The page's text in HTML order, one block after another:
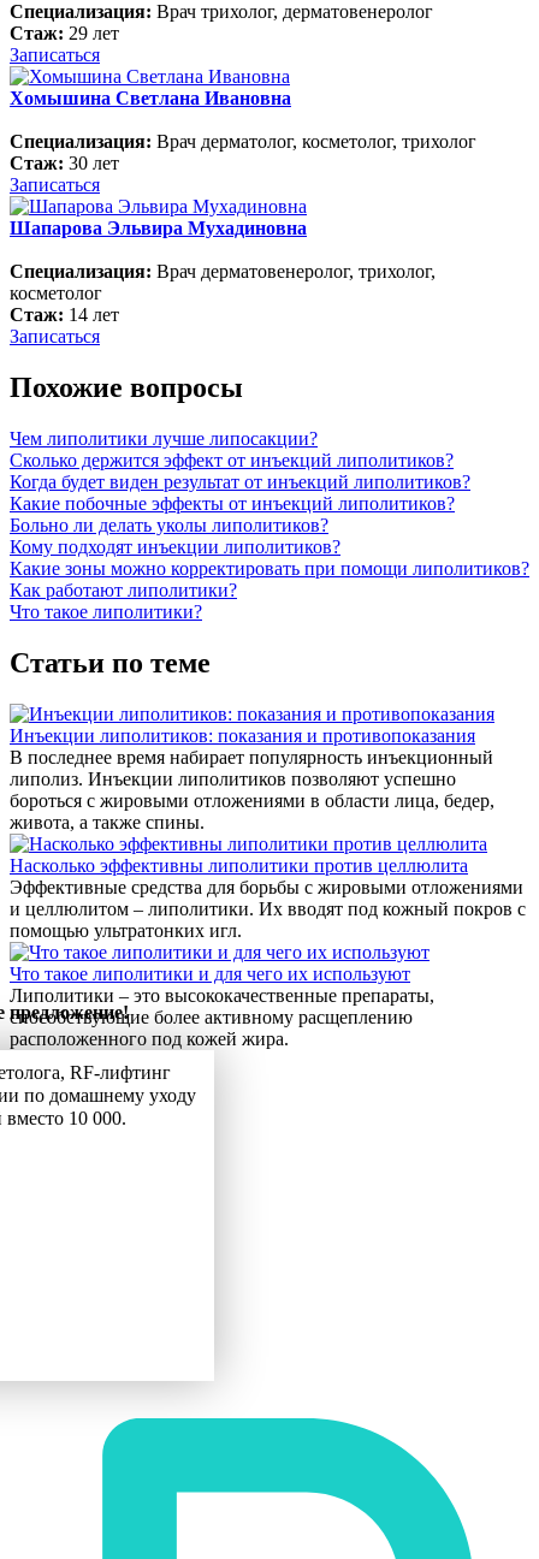
Специализация: Врач трихолог, дерматовенеролог
Стаж: 29 лет
Записаться
Хомышина Светлана Ивановна
Специализация: Врач дерматолог, косметолог, трихолог
Стаж: 30 лет
Записаться
Шапарова Эльвира Мухадиновна
Специализация: Врач дерматовенеролог, трихолог,
косметолог
Стаж: 14 лет
Записаться
Похожие вопросы
Чем липолитики лучше липосакции?
Сколько держится эффект от инъекций липолитиков?
Когда будет виден результат от инъекций липолитиков?
Какие побочные эффекты от инъекций липолитиков?
Больно ли делать уколы липолитиков?
Кому подходят инъекции липолитиков?
Какие зоны можно корректировать при помощи липолитиков?
Как работают липолитики?
Что такое липолитики?
Статьи по теме
Инъекции липолитиков: показания и противопоказания
В последнее время набирает популярность инъекционный
липолиз. Инъекции липолитиков позволяют успешно
бороться с жировыми отложениями в области лица, бедер,
живота, а также спины.
Насколько эффективны липолитики против целлюлита
Эффективные средства для борьбы с жировыми отложениями
и целлюлитом – липолитики. Их вводят под кожный покров с
помощью ультратонких игл.
Что такое липолитики и для чего их используют
Липолитики – это высококачественные препараты,
способствующие более активному расщеплению
расположенного под кожей жира.
предложение!
RF-лифтинг
по домашнему уходу
вместо 10 000.